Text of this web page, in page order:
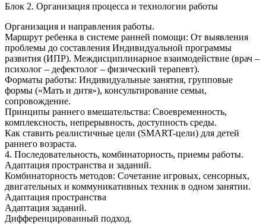
Блок 2. Организация процесса и технологии работы
Организация и направления работы.
Маршрут ребенка в системе ранней помощи: От выявления
проблемы до составления Индивидуальной программы
развития (ИПР). Междисциплинарное взаимодействие (врач –
психолог – дефектолог – физический терапевт).
Форматы работы: Индивидуальные занятия, групповые
формы («Мать и дитя»), консультирование семьи,
сопровождение.
Принципы раннего вмешательства: Своевременность,
комплексность, непрерывность, доступность среды.
Как ставить реалистичные цели (SMART-цели) для детей
раннего возраста.
4. Последовательность, комбинаторность, приемы работы.
Адаптация пространства и заданий.
Комбинаторность методов: Сочетание игровых, сенсорных,
двигательных и коммуникативных техник в одном занятии.
Адаптация пространства
Адаптация заданий.
Дифференцированный подход.